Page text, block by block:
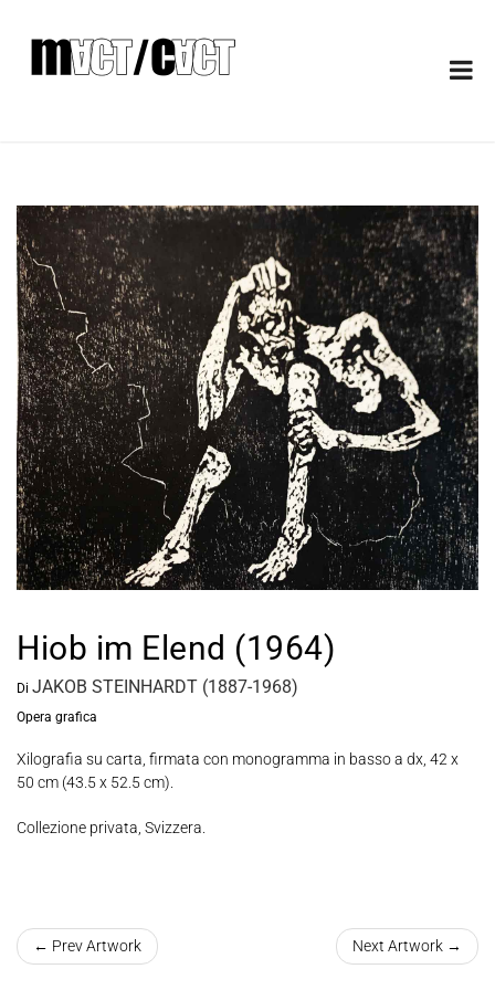
Hiob im Elend (1964)
Di JAKOB STEINHARDT (1887-1968)
Opera grafica
Xilografia su carta, firmata con monogramma in basso a dx, 42 x
50 cm (43.5 x 52.5 cm).
Collezione privata, Svizzera.
← Prev Artwork Next Artwork →